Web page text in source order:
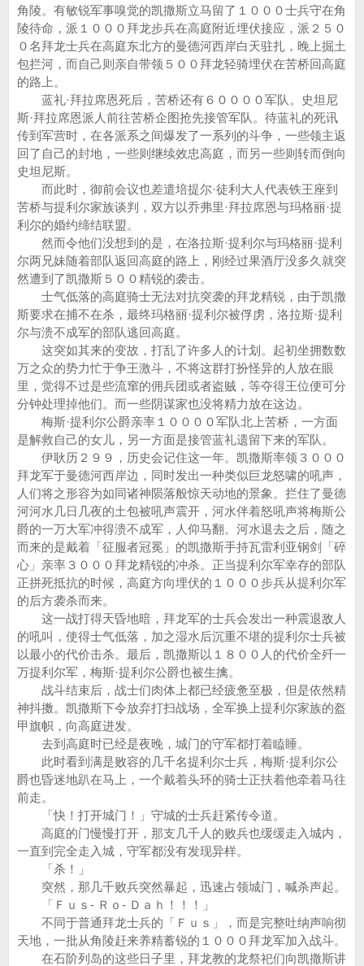
角陵。有敏锐军事嗅觉的凯撒斯立马留了１０００士兵守在角
陵待命，派１０００拜龙步兵在高庭附近埋伏接应，派２５０
０名拜龙士兵在高庭东北方的曼德河西岸白天驻扎，晚上掘土
包拦河，而自己则亲自带领５００拜龙轻骑埋伏在苦桥回高庭
的路上。
蓝礼·拜拉席恩死后，苦桥还有６００００军队。史坦尼
斯·拜拉席恩派人前往苦桥企图抢先接管军队。待蓝礼的死讯
传到军营时，在各派系之间爆发了一系列的斗争，一些领主返
回了自己的封地，一些则继续效忠高庭，而另一些则转而倒向
史坦尼斯。
而此时，御前会议也差遣培提尔·徒利大人代表铁王座到
苦桥与提利尔家族谈判，双方以乔弗里·拜拉席恩与玛格丽·提
利尔的婚约缔结联盟。
然而令他们没想到的是，在洛拉斯·提利尔与玛格丽·提利
尔两兄妹随着部队返回高庭的路上，刚经过果酒厅没多久就突
然遭到了凯撒斯５００精锐的袭击。
士气低落的高庭骑士无法对抗突袭的拜龙精锐，由于凯撒
斯要求在捕不在杀，最终玛格丽·提利尔被俘虏，洛拉斯·提利
尔与溃不成军的部队逃回高庭。
这突如其来的变故，打乱了许多人的计划。起初坐拥数数
万之众的势力忙于争王激斗，不将这群打扮怪异的人放在眼
里，觉得不过是些流窜的佣兵团或者盗贼，等夺得王位便可分
分钟处理掉他们。而一些阴谋家也没将精力放在这边。
梅斯·提利尔公爵亲率１００００军队北上苦桥，一方面
是解救自己的女儿，另一方面是接管蓝礼遗留下来的军队。
伊耿历２９９，历史会记住这一年。凯撒斯率领３０００
拜龙军于曼德河西岸边，同时发出一种类似巨龙怒啸的吼声，
人们将之形容为如同诸神陨落般惊天动地的景象。拦住了曼德
河河水几日几夜的土包被吼声震开，河水伴着怒吼声将梅斯公
爵的一万大军冲得溃不成军，人仰马翻。河水退去之后，随之
而来的是戴着「征服者冠冕」的凯撒斯手持瓦雷利亚钢剑「碎
心」亲率３０００拜龙精锐的冲杀。正当提利尔军幸存的部队
正拼死抵抗的时候，高庭方向埋伏的１０００步兵从提利尔军
的后方袭杀而来。
这一战打得天昏地暗，拜龙军的士兵会发出一种震退敌人
的吼叫，使得士气低落，加之湿水后沉重不堪的提利尔士兵被
以最小的代价击杀。最后，凯撒斯以１８００人的代价全歼一
万提利尔军，梅斯·提利尔公爵也被生擒。
战斗结束后，战士们肉体上都已经疲惫至极，但是依然精
神抖擞。凯撒斯下令放弃打扫战场，全军换上提利尔家族的盔
甲旗帜，向高庭进发。
去到高庭时已经是夜晚，城门的守军都打着瞌睡。
此时看到满是败容的几千名提利尔士兵，梅斯·提利尔公
爵也昏迷地趴在马上，一个戴着头环的骑士正扶着他牵着马往
前走。
「快！打开城门！」守城的士兵赶紧传令道。
高庭的门慢慢打开，那支几千人的败兵也缓缓走入城内，
一直到完全走入城，守军都没有发现异样。
「杀！」
突然，那几千败兵突然暴起，迅速占领城门，喊杀声起。
「Ｆｕｓ- Ｒｏ- Ｄａｈ！！！」
不同于普通拜龙士兵的「Ｆｕｓ」，而是完整吐纳声响彻
天地，一批从角陵赶来养精蓄锐的１０００拜龙军加入战斗。
在石阶列岛的这些日子里，拜龙教的龙祭祀们向凯撒斯讲